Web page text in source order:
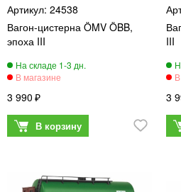
24538
Вагон-цистерна ÖMV ÖBB,
эпоха III
3 990
III
3